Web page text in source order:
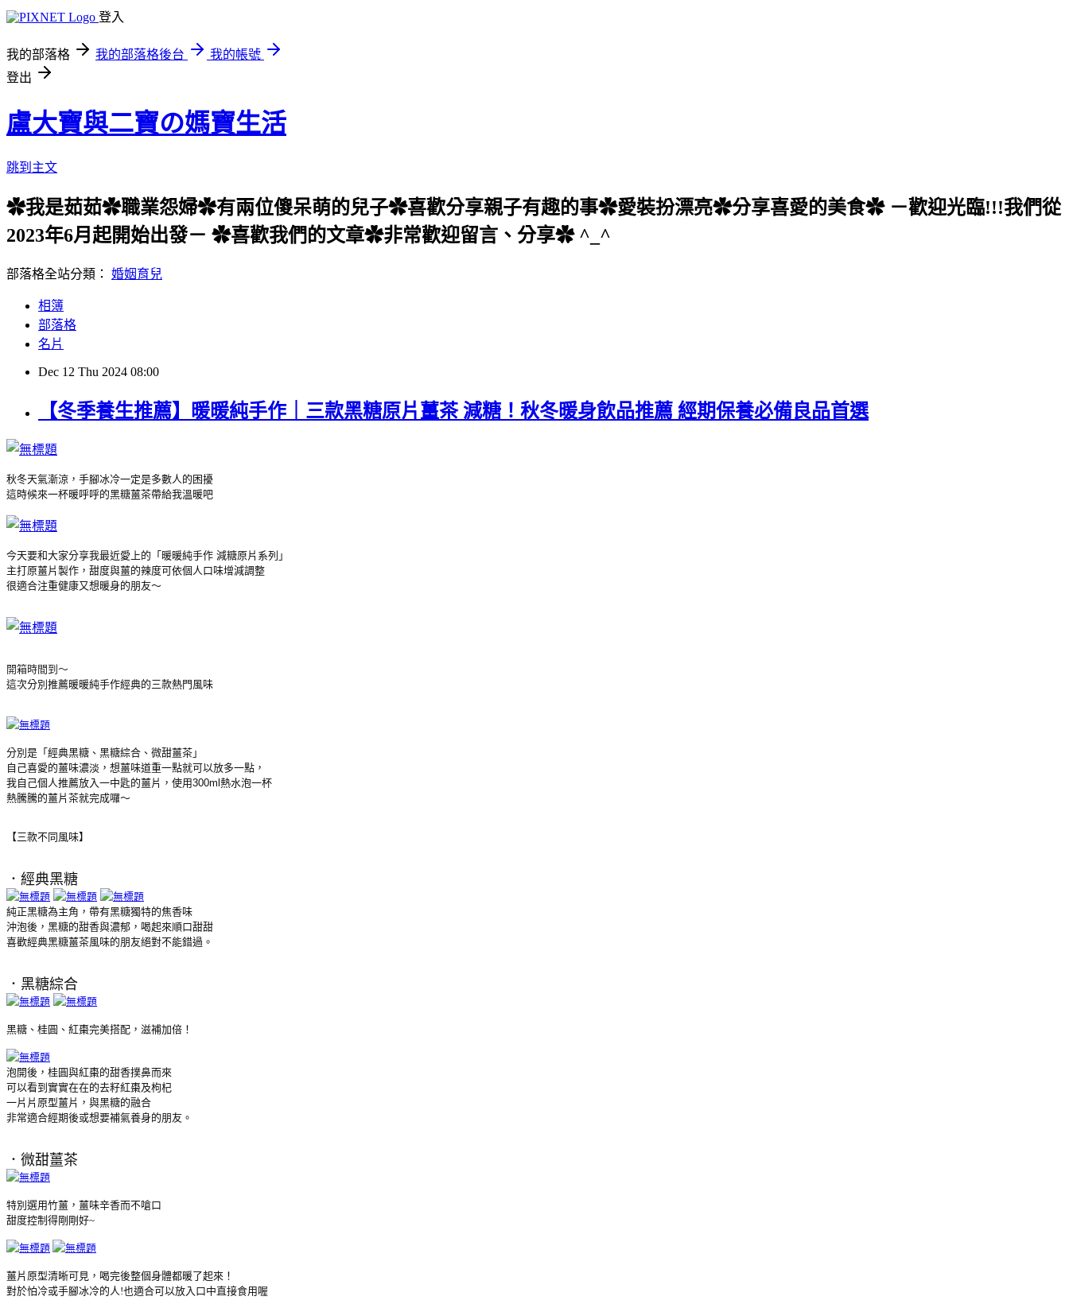
登入
我的部落格 我的部落格後台
我的帳號
登出
盧大寶與二寶の媽寶生活
跳到主文
✿我是茹茹✿職業怨婦✿有兩位傻呆萌的兒子✿喜歡分享親子有趣的事✿愛裝扮漂亮✿分享喜愛的美食✿ －歡迎光臨!!!我們從
2023年6月起開始出發－ ✿喜歡我們的文章✿非常歡迎留言、分享✿ ^_^
部落格全站分類： 婚姻育兒
相簿
部落格
名片
Dec 12 Thu 2024 08:00
【冬季養生推薦】暖暖純手作｜三款黑糖原片薑茶 減糖！秋冬暖身飲品推薦 經期保養必備良品首選
秋冬天氣漸涼，手腳冰冷一定是多數人的困擾
這時候來一杯暖呼呼的黑糖薑茶帶給我溫暖吧
今天要和大家分享我最近愛上的「暖暖純手作 減糖原片系列」
主打原薑片製作，甜度與薑的辣度可依個人口味增減調整
很適合注重健康又想暖身的朋友～
開箱時間到～
這次分別推薦暖暖純手作經典的三款熱門風味
分別是「經典黑糖、黑糖綜合、微甜薑茶」
自己喜愛的薑味濃淡，想薑味道重一點就可以放多一點，
我自己個人推薦放入一中匙的薑片，使用300ml熱水泡一杯
熱騰騰的薑片茶就完成囉～
【三款不同風味】
．經典黑糖
純正黑糖為主角，帶有黑糖獨特的焦香味
沖泡後， 黑糖的甜香與濃郁，喝起來順口甜甜
喜歡經典黑糖薑茶風味的朋友絕對不能錯過。
． 黑糖綜合
黑糖、桂圓、紅棗完美搭配，滋補加倍！
泡開後，桂圓與紅棗的甜香撲鼻而來
可以看到實實在在的去籽紅棗及枸杞
一片片原型薑片，與黑糖的融合
非常適合經期後或想要補氣養身的朋友。
． 微甜薑茶
特別選用竹薑 ，薑味辛香而不嗆口
甜度控制得剛剛好~
薑片原型清晰可見，喝完後整個身體都暖了起來！
對於怕冷或手腳冰冷的人!也適合可以放入口中直接食用喔